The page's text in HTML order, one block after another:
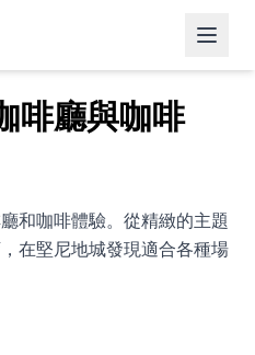
啡廳與咖啡
和咖啡體驗。從精緻的主題
在堅尼地城發現適合各種場